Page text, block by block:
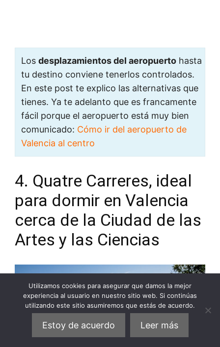
Los desplazamientos del aeropuerto hasta
tu destino conviene tenerlos controlados.
En este post te explico las alternativas que
tienes. Ya te adelanto que es francamente
fácil porque el aeropuerto está muy bien
comunicado: Cómo ir del aeropuerto de
Valencia al centro
4. Quatre Carreres, ideal
para dormir en Valencia
cerca de la Ciudad de las
Artes y las Ciencias
Utilizamos cookies para asegurar que damos la mejor
experiencia al usuario en nuestro sitio web. Si continúas
utilizando este sitio asumiremos que estás de acuerdo.
Estoy de acuerdo Leer más